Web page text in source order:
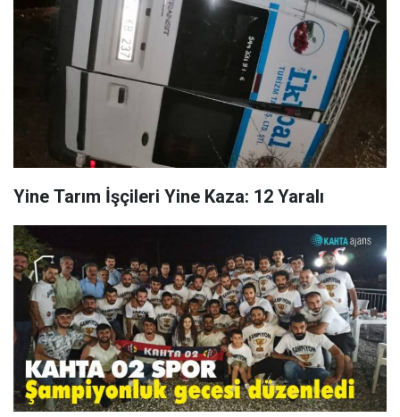
Yine Tarım İşçileri Yine Kaza: 12 Yaralı